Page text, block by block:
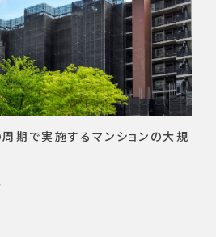
期で実施するマンションの大規